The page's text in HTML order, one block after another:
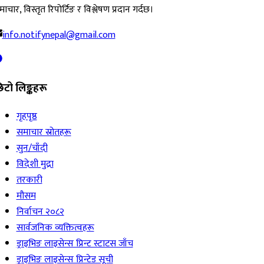
विस्तृत रिपोर्टिङ र विश्लेषण प्रदान गर्दछ।
info.notifynepal@gmail.com
लिङ्कहरू
गृहपृष्ठ
समाचार स्रोतहरू
सुन/चाँदी
विदेशी मुद्रा
तरकारी
मौसम
निर्वाचन २०८२
सार्वजनिक व्यक्तित्वहरू
ड्राइभिङ लाइसेन्स प्रिन्ट स्टाटस जाँच
ड्राइभिङ लाइसेन्स प्रिन्टेड सूची